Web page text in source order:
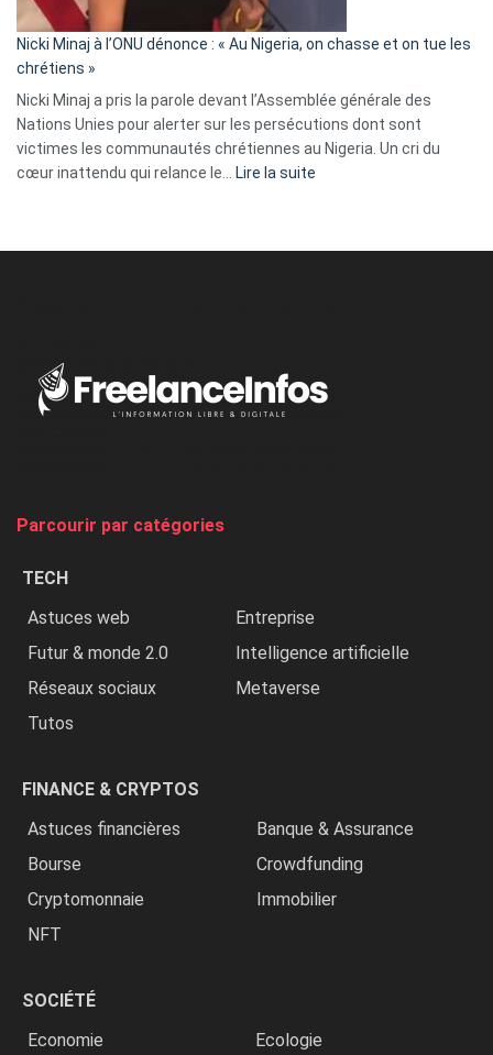
parle
ses
tripes »
Nicki Minaj à l’ONU dénonce : « Au Nigeria, on chasse et on tue les
chrétiens »
Nicki Minaj a pris la parole devant l’Assemblée générale des
Nations Unies pour alerter sur les persécutions dont sont
victimes les communautés chrétiennes au Nigeria. Un cri du
cœur inattendu qui relance le… Lire la suite
Nigeria,
Parcourir par catégories
TECH
Astuces web
Entreprise
Futur & monde 2.0
Intelligence artificielle
Réseaux sociaux
Metaverse
Tutos
FINANCE & CRYPTOS
Astuces financières
Banque & Assurance
Bourse
Crowdfunding
Cryptomonnaie
Immobilier
NFT
SOCIÉTÉ
Economie
Ecologie